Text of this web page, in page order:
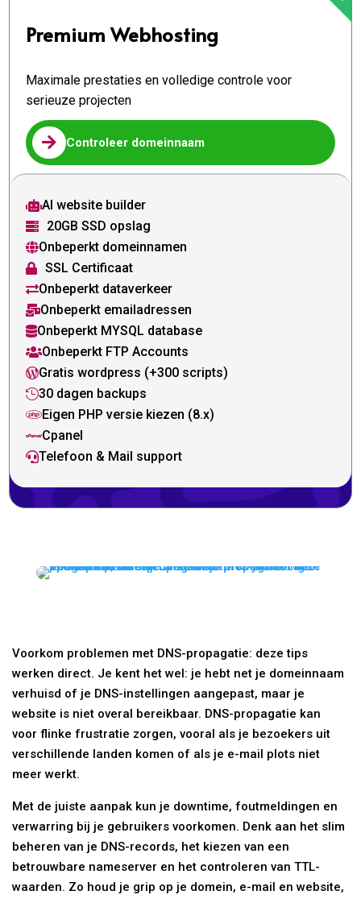
Premium Webhosting
Maximale prestaties en volledige controle voor
serieuze projecten
 Controleer domeinnaam
AI website builder
 20GB SSD opslag
Onbeperkt domeinnamen
 SSL Certificaat
Onbeperkt dataverkeer
Onbeperkt emailadressen
Onbeperkt MYSQL database
Onbeperkt FTP Accounts
Gratis wordpress (+300 scripts)
30 dagen backups
Eigen PHP versie kiezen (8.x)
Cpanel
Telefoon & Mail support
Voorkom problemen met DNS-propagatie: deze tips
werken direct. Je kent het wel: je hebt net je domeinnaam
verhuisd of je DNS-instellingen aangepast, maar je
website is niet overal bereikbaar. DNS-propagatie kan
voor flinke frustratie zorgen, vooral als je bezoekers uit
verschillende landen komen of als je e-mail plots niet
meer werkt.
Met de juiste aanpak kun je downtime, foutmeldingen en
verwarring bij je gebruikers voorkomen. Denk aan het slim
beheren van je DNS-records, het kiezen van een
betrouwbare nameserver en het controleren van TTL-
waarden. Zo houd je grip op je domein, e-mail en website,